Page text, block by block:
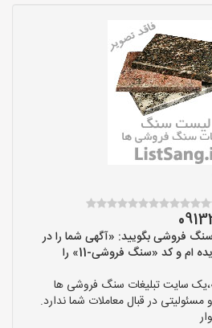
فروشی بگویید: «آگهی شما را در
سایت «لیست سنگ» دیده ام و کد «سنگ فروشی-11» را
سایت تبلیغات سنگ فروشی ها
در قبال معاملات شما ندارد.